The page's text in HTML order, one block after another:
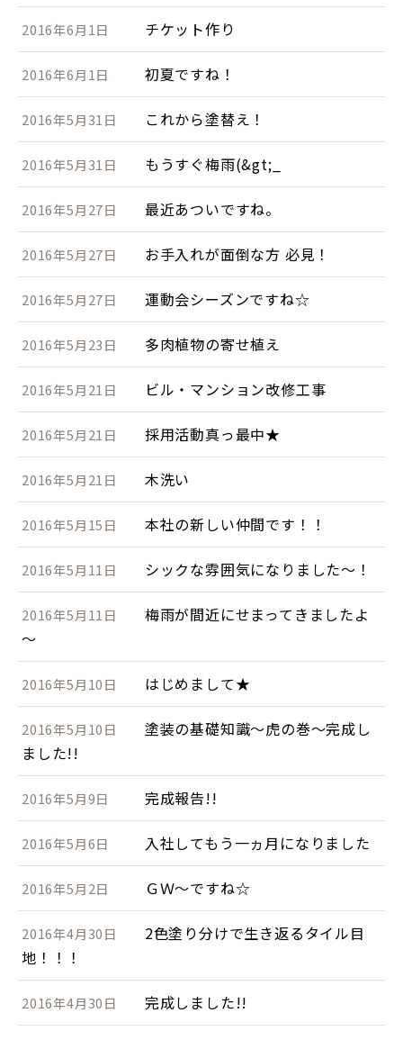
2016年6月1日 チケット作り
2016年6月1日 初夏ですね！
2016年5月31日 これから塗替え！
2016年5月31日 もうすぐ梅雨(&gt;_
2016年5月27日 最近あついですね。
2016年5月27日 お手入れが面倒な方 必見！
2016年5月27日 運動会シーズンですね☆
2016年5月23日 多肉植物の寄せ植え
2016年5月21日 ビル・マンション改修工事
2016年5月21日 採用活動真っ最中★
2016年5月21日 木洗い
2016年5月15日 本社の新しい仲間です！！
2016年5月11日 シックな雰囲気になりました～！
2016年5月11日
梅雨が間近にせまってきましたよ
～
2016年5月10日 はじめまして★
2016年5月10日
塗装の基礎知識～虎の巻～完成し
ました!!
2016年5月9日 完成報告!!
2016年5月6日 入社してもう一ヵ月になりました
2016年5月2日 ＧＷ～ですね☆
2016年4月30日
2色塗り分けで生き返るタイル目
地！！！
2016年4月30日 完成しました!!